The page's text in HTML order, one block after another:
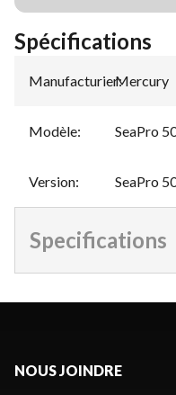
Spécifications
Manufacturier:
Mercury
Modèle: SeaPro
Version: SeaPro
Specifications
NOUS JOINDRE